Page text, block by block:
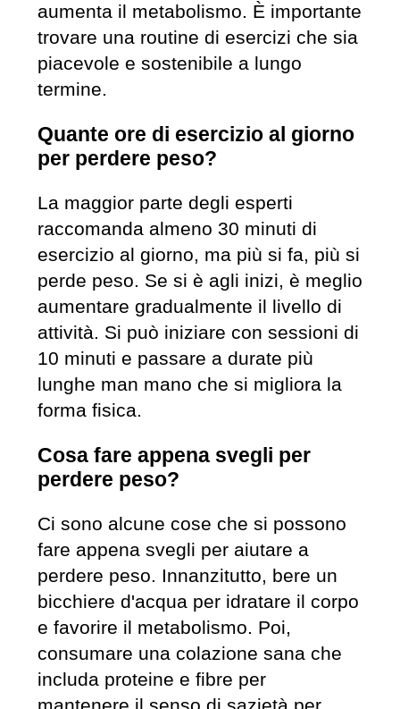
aumenta il metabolismo. È importante
trovare una routine di esercizi che sia
piacevole e sostenibile a lungo
termine.
Quante ore di esercizio al giorno
per perdere peso?
La maggior parte degli esperti
raccomanda almeno 30 minuti di
esercizio al giorno, ma più si fa, più si
perde peso. Se si è agli inizi, è meglio
aumentare gradualmente il livello di
attività. Si può iniziare con sessioni di
10 minuti e passare a durate più
lunghe man mano che si migliora la
forma fisica.
Cosa fare appena svegli per
perdere peso?
Ci sono alcune cose che si possono
fare appena svegli per aiutare a
perdere peso. Innanzitutto, bere un
bicchiere d'acqua per idratare il corpo
e favorire il metabolismo. Poi,
consumare una colazione sana che
includa proteine e fibre per
mantenere il senso di sazietà per